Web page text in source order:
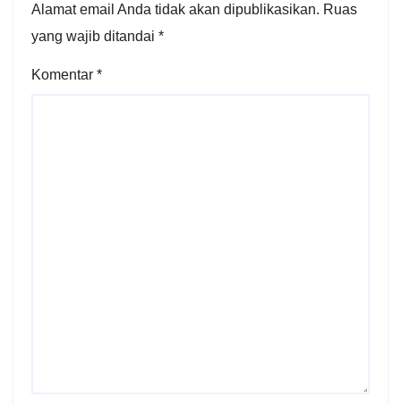
Alamat email Anda tidak akan dipublikasikan. Ruas
yang wajib ditandai *
Komentar *